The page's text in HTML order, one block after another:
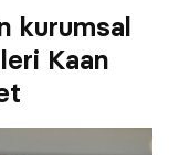
kurumsal
Kaan